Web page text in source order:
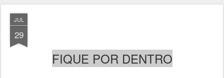
JUL
29
FIQUE POR DENTRO